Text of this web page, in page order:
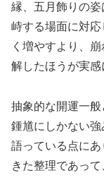
縁、五月飾りの
峙する場面に対
く増やすより、
解したほうが実感
抽象的な開運一般
鍾馗にしかない
語っている点に
きた整理であっ